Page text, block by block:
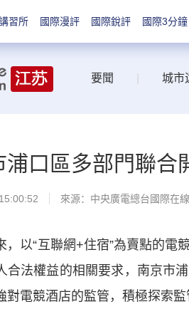
習所 國際漫評 國際銳評 國際3分鐘
要聞 城市
浦口區多部門聯合
來源：中央廣電總台國際在線
“互聯網+住宿”為賣點的電
合法權益的相關要求，南京市
對電競酒店的監管，積極探索